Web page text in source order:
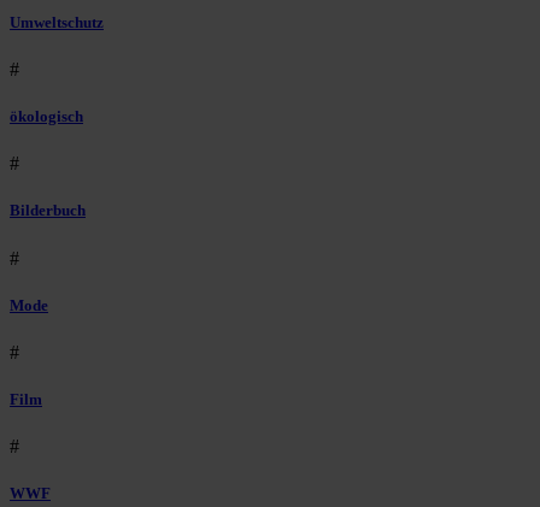
Umweltschutz
#
ökologisch
#
Bilderbuch
#
Mode
#
Film
#
WWF